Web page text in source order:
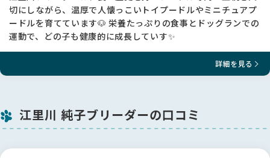
切にしながら、温厚で人懐っこいトイプードルやミニチュアプ
ードルを育てています🐶 栄養たっぷりの食事とドッグランでの
運動で、どの子も健康的に成長していす✨
詳細を見る
江里川 純子ブリーダーの口コミ